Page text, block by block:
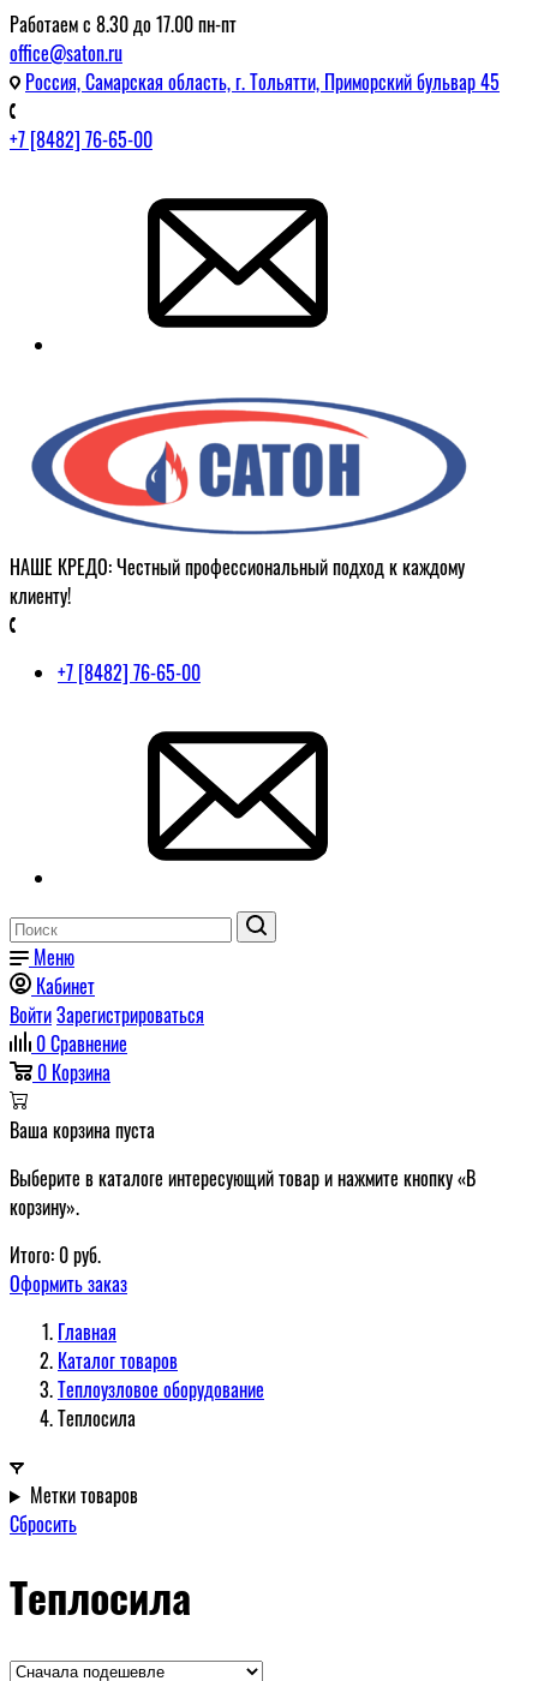
Работаем с 8.30 до 17.00 пн-пт
office@saton.ru
Россия, Самарская область, г. Тольятти, Приморский бульвар 45
+7 [8482] 76-65-00
НАШЕ КРЕДО: Честный профессиональный подход к каждому
клиенту!
+7 [8482] 76-65-00
Меню
Кабинет
ВойтиЗарегистрироваться
0Сравнение
0 Корзина
Ваша корзина пуста
Выберите в каталоге интересующий товар и нажмите кнопку «В
корзину».
Итого: 0руб.
Оформить заказ
Главная
Каталог товаров
Теплоузловое оборудование
Теплосила
Метки товаров
Сбросить
Теплосила